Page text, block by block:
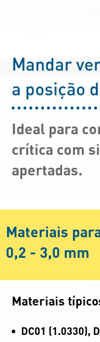
Mandar
a posição
Ideal para
crítica com
apertadas.
Materiais
0,2 - 3,0 mm
Materiais
DC01 (1.0330),